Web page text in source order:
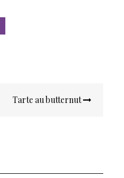
Tarte au butternut